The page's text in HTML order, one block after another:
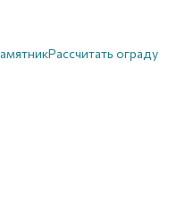
Рассчитать ограду